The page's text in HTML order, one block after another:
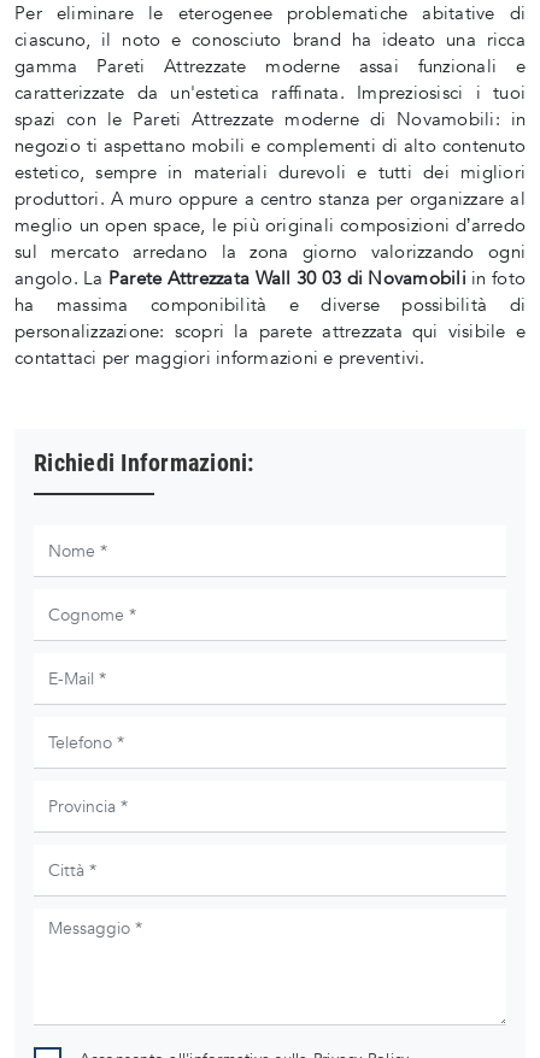
Per eliminare le eterogenee problematiche abitative di
ciascuno, il noto e conosciuto brand ha ideato una ricca
gamma Pareti Attrezzate moderne assai funzionali e
caratterizzate da un'estetica raffinata. Impreziosisci i tuoi
spazi con le Pareti Attrezzate moderne di Novamobili: in
negozio ti aspettano mobili e complementi di alto contenuto
estetico, sempre in materiali durevoli e tutti dei migliori
produttori. A muro oppure a centro stanza per organizzare al
meglio un open space, le più originali composizioni d’arredo
sul mercato arredano la zona giorno valorizzando ogni
angolo. La Parete Attrezzata Wall 30 03 di Novamobili in foto
ha massima componibilità e diverse possibilità di
personalizzazione: scopri la parete attrezzata qui visibile e
contattaci per maggiori informazioni e preventivi.
Richiedi Informazioni: